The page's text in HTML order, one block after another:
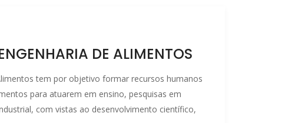
DE ALIMENTOS
tem por objetivo formar recursos humanos
para atuarem em ensino, pesquisas em
com vistas ao desenvolvimento científico,